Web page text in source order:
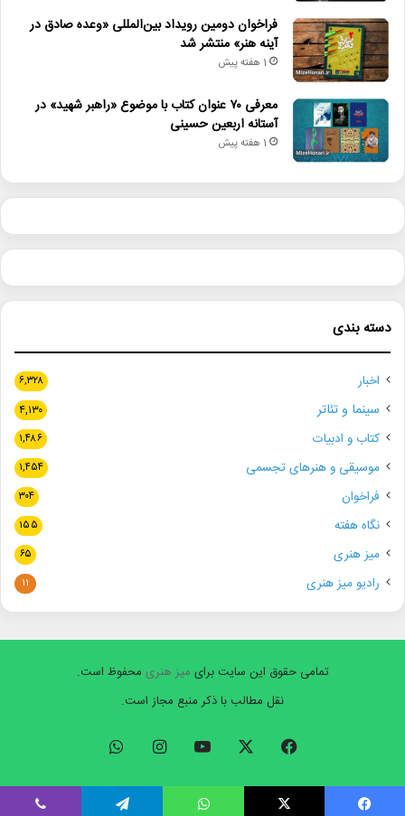
فراخوان دومین رویداد بین‌المللی «وعده صادق در
آینه هنر» منتشر شد
1 هفته پیش
معرفی ۷۰ عنوان کتاب با موضوع «راهبر شهید» در
آستانه اربعین حسینی
1 هفته پیش
دسته بندی
اخبار ۶,۳۲۸
سینما و تئاتر ۴,۱۳۰
کتاب و ادبیات ۱,۴۸۶
موسیقی و هنرهای تجسمی ۱,۴۵۴
فراخوان ۳۰۴
نگاه هفته ۱۵۵
میز هنری ۶۵
رادیو میز هنری ۱۱
تمامی حقوق این سایت برای میز هنری محفوظ است.
نقل مطالب با ذکر منبع مجاز است.
فیسبوک ایکس یوتیوب اینستاگرام
آپ